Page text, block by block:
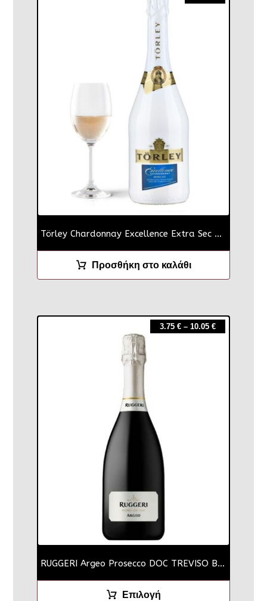
Törley Chardonnay Excellence Extra Sec 750ml
Προσθήκη στο καλάθι
RUGGERI Argeo Prosecco DOC TREVISO Blanc
3.75 €– 10.05 €
Επιλογή